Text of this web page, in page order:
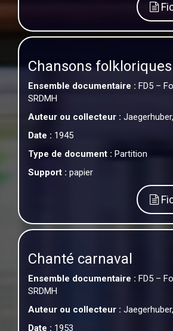
Chansons folkloriques
Ensemble documentaire : FD5 –
SRDMH
Auteur ou collecteur :
Date : 1945
Type de document : Partition
Support : papier
Chanté carnaval
Ensemble documentaire : FD5 –
SRDMH
Auteur ou collecteur :
Date : 1953